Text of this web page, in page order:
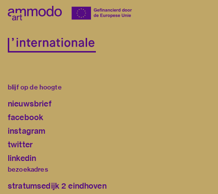
blijf op de hoogte
nieuwsbrief
facebook
instagram
twitter
linkedin
bezoekadres
stratumsedijk 2 eindhoven